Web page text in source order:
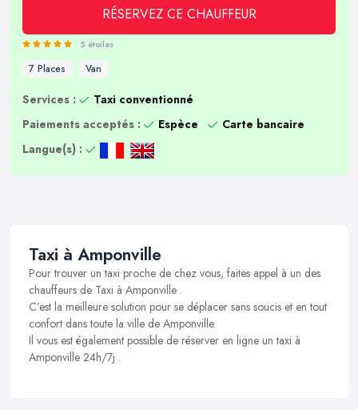
RÉSERVEZ CE CHAUFFEUR
5 étoiles
7 Places Van
Services :
Taxi conventionné
Paiements acceptés :
Espèce
Carte bancaire
Langue(s) :
Taxi à Amponville
Pour trouver un taxi proche de chez vous, faites appel à un des
chauffeurs de Taxi à Amponville .
C’est la meilleure solution pour se déplacer sans soucis et en tout
confort dans toute la ville de Amponville.
Il vous est également possible de réserver en ligne un taxi à
Amponville 24h/7j .